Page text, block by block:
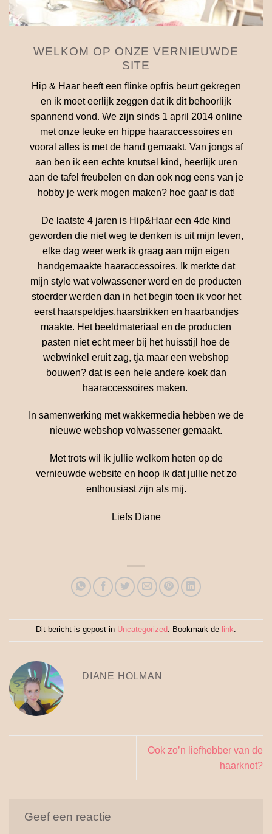
WELKOM OP ONZE VERNIEUWDE
SITE
Hip & Haar heeft een flinke opfris beurt gekregen
en ik moet eerlijk zeggen dat ik dit behoorlijk
spannend vond. We zijn sinds 1 april 2014 online
met onze leuke en hippe haaraccessoires en
vooral alles is met de hand gemaakt. Van jongs af
aan ben ik een echte knutsel kind, heerlijk uren
aan de tafel freubelen en dan ook nog eens van je
hobby je werk mogen maken? hoe gaaf is dat!
De laatste 4 jaren is Hip&Haar een 4de kind
geworden die niet weg te denken is uit mijn leven,
elke dag weer werk ik graag aan mijn eigen
handgemaakte haaraccessoires. Ik merkte dat
mijn style wat volwassener werd en de producten
stoerder werden dan in het begin toen ik voor het
eerst haarspeldjes,haarstrikken en haarbandjes
maakte. Het beeldmateriaal en de producten
pasten niet echt meer bij het huisstijl hoe de
webwinkel eruit zag, tja maar een webshop
bouwen? dat is een hele andere koek dan
haaraccessoires maken.
In samenwerking met wakkermedia hebben we de
nieuwe webshop volwassener gemaakt.
Met trots wil ik jullie welkom heten op de
vernieuwde website en hoop ik dat jullie net zo
enthousiast zijn als mij.
Liefs Diane
Dit bericht is gepost in Uncategorized. Bookmark de link.
DIANE HOLMAN
Ook zo’n liefhebber van de
haarknot?
Geef een reactie